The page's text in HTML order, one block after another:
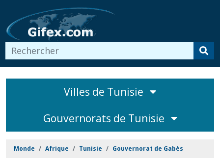
Villes de Tunisie
Gouvernorats de Tunisie
Monde Afrique Tunisie Gouvernorat de Gabès